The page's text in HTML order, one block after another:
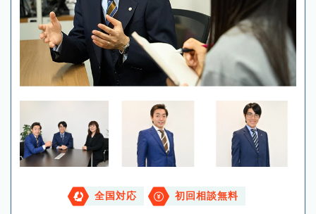
全国対応 初回相談無料